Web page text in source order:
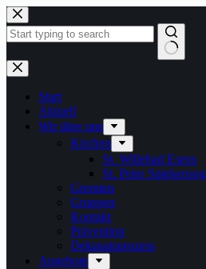
Zum
Inhalt
springen
Keine
Ergebnisse
Start
Aktuell
Wir über uns
Kirchen
St. Willehad Esens
St. Peter Spiekeroog
Gremien
Gruppen
Kontakt
Prävention
Dekanatsprozess
Angebote